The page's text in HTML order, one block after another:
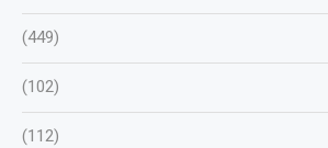
(449)
(102)
(112)